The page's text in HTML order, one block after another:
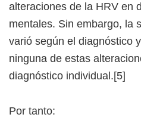
alteraciones de la HRV en
mentales. Sin embargo, la
varió según el diagnóstico
ninguna de estas
diagnóstico individual.[5]
Por tanto: